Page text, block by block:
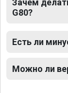
Зачем
G80?
Есть ли
Можно ли